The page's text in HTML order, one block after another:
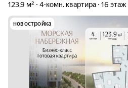
123,9 м²
4-комн. квартира 16 этаж
новостройка